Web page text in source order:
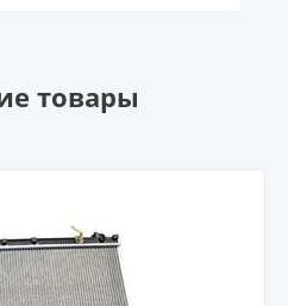
товары